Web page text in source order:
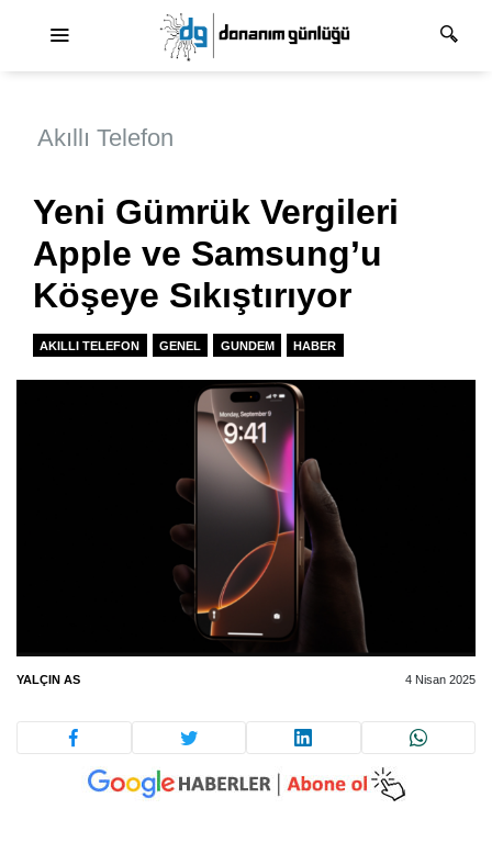
Akıllı Telefon
Yeni Gümrük Vergileri
Apple ve Samsung’u
Köşeye Sıkıştırıyor
AKILLI TELEFON GENEL GUNDEM HABER
YALÇIN AS 4 Nisan 2025